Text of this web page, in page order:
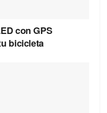
con GPS
bicicleta